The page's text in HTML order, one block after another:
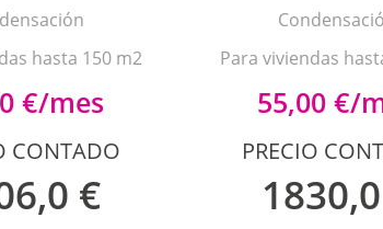
hasta 150 m2
€/mes
CONTADO
€
Para viviendas
55,00 €/
PRECIO